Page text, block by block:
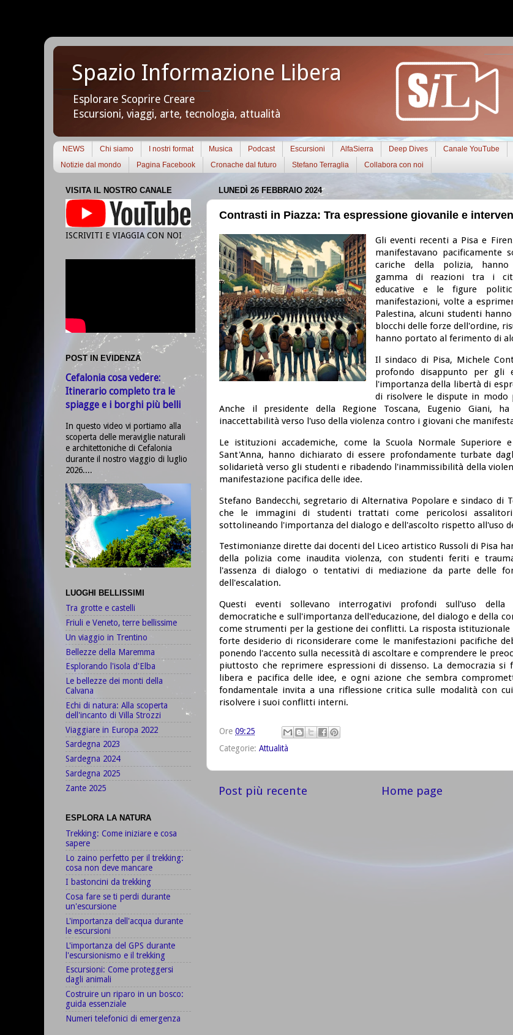
Spazio Informazione Libera
Esplorare Scoprire Creare
Escursioni, viaggi, arte, tecnologia, attualità
NEWS Chi siamo I nostri format Musica Podcast Escursioni AlfaSierra Deep Dives Canale YouTube
Notizie dal mondo
Pagina Facebook Cronache dal futuro Stefano Terraglia Collabora con noi
LUNEDÌ 26 FEBBRAIO 2024
Contrasti in Piazza: Tra espressione giovanile e
Gli eventi recenti a Pisa e
manifestavano pacificamente
cariche della polizia, hanno
gamma di reazioni tra i
educative e le figure
manifestazioni, volte a
Palestina, alcuni studenti
blocchi delle forze dell'ordine,
hanno portato al ferimento di
Il sindaco di Pisa, Michele
profondo disappunto per gli
l'importanza della libertà di
di risolvere le dispute in modo
Anche il presidente della Regione Toscana, Eugenio Giani,
inaccettabilità verso l'uso della violenza contro i giovani che
Le istituzioni accademiche, come la Scuola Normale Superiore
Sant'Anna, hanno dichiarato di essere profondamente turbate
solidarietà verso gli studenti e ribadendo l'inammissibilità della
manifestazione pacifica delle idee.
Stefano Bandecchi, segretario di Alternativa Popolare e sindaco di
che le immagini di studenti trattati come pericolosi assalitori
sottolineando l'importanza del dialogo e dell'ascolto rispetto all'uso
Testimonianze dirette dai docenti del Liceo artistico Russoli di Pisa
della polizia come inaudita violenza, con studenti feriti e
l'assenza di dialogo o tentativi di mediazione da parte delle
dell'escalation.
Questi eventi sollevano interrogativi profondi sull'uso della
democratiche e sull'importanza dell'educazione, del dialogo e della
come strumenti per la gestione dei conflitti. La risposta istituzionale
forte desiderio di riconsiderare come le manifestazioni pacifiche
ponendo l'accento sulla necessità di ascoltare e comprendere le
piuttosto che reprimere espressioni di dissenso. La democrazia si
libera e pacifica delle idee, e ogni azione che sembra
fondamentale invita a una riflessione critica sulle modalità con
risolvere i suoi conflitti interni.
Ore 09:25
Categorie: Attualità
Post più recente Home page
VISITA IL NOSTRO CANALE
ISCRIVITI E VIAGGIA CON NOI
POST IN EVIDENZA
Cefalonia cosa vedere:
Itinerario completo tra le
spiagge e i borghi più belli
In questo video vi portiamo alla
scoperta delle meraviglie naturali
e architettoniche di Cefalonia
durante il nostro viaggio di luglio
2026....
LUOGHI BELLISSIMI
Tra grotte e castelli
Friuli e Veneto, terre bellissime
Un viaggio in Trentino
Bellezze della Maremma
Esplorando l'isola d'Elba
Le bellezze dei monti della
Calvana
Echi di natura: Alla scoperta
dell'incanto di Villa Strozzi
Viaggiare in Europa 2022
Sardegna 2023
Sardegna 2024
Sardegna 2025
Zante 2025
ESPLORA LA NATURA
Trekking: Come iniziare e cosa
sapere
Lo zaino perfetto per il trekking:
cosa non deve mancare
I bastoncini da trekking
Cosa fare se ti perdi durante
un'escursione
L'importanza dell'acqua durante
le escursioni
L'importanza del GPS durante
l'escursionismo e il trekking
Escursioni: Come proteggersi
dagli animali
Costruire un riparo in un bosco:
guida essenziale
Numeri telefonici di emergenza